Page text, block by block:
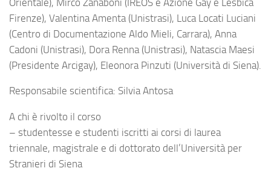
Firenze), Valentina Amenta (Unistrasi), Luca Locati Luciani
(Centro di Documentazione Aldo Mieli, Carrara), Anna
Cadoni (Unistrasi), Dora Renna (Unistrasi), Natascia Maesi
(Presidente Arcigay), Eleonora Pinzuti (Università di Siena).
Responsabile scientifica: Silvia Antosa
A chi è rivolto il corso
– studentesse e studenti iscritti ai corsi di laurea
triennale, magistrale e di dottorato dell’Università per
Stranieri di Siena